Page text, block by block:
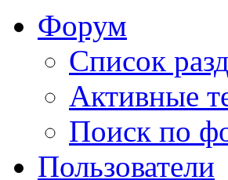
Форум
Список
Активные
Поиск по
Пользователи